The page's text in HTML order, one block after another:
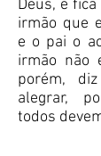
Deus, e
irmão que
e o pai o
irmão não
porém,
alegrar,
todos